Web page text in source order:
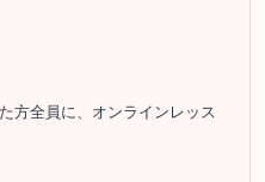
方全員に、オンラインレッス